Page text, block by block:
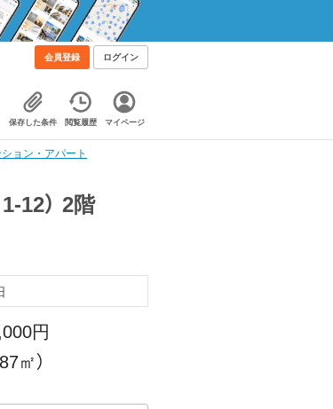
会員登録 ログイン
保存した条件 閲覧履歴 マイページ
ョン・アパート
12） 2階
円
㎡）